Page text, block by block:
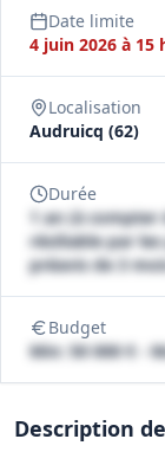
Date limite
4 juin 2026 à 15
Localisation
Audruicq (62)
Durée
1 an (à compter
résiliable par
préavis de 3
Budget
Min: 50 000 € -
Description